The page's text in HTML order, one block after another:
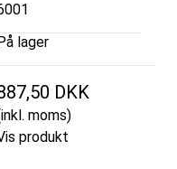
På lager
DKK
moms)
produkt